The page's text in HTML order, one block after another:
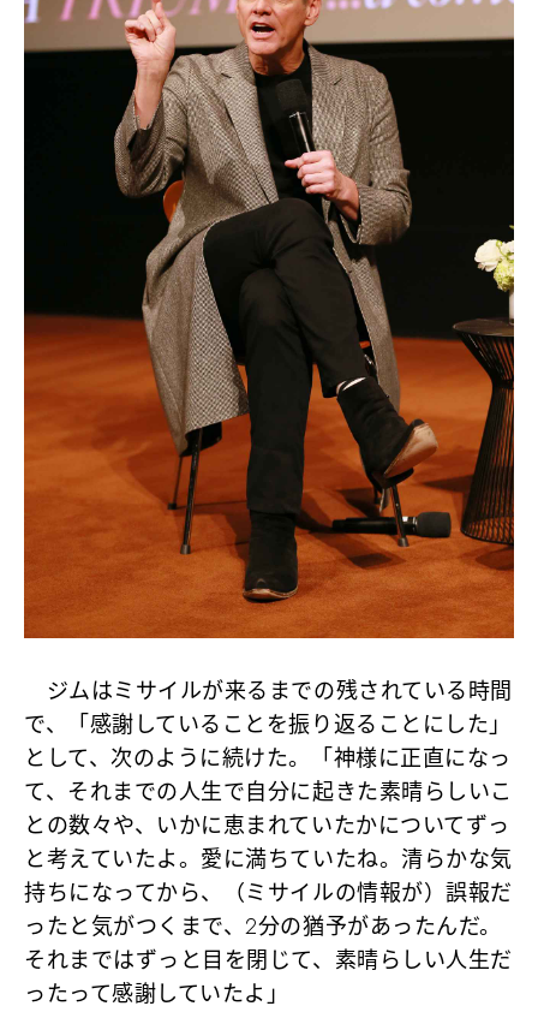
ジムはミサイルが来るまでの残されている時間
で、「感謝していることを振り返ることにした」
として、次のように続けた。「神様に正直になっ
て、それまでの人生で自分に起きた素晴らしいこ
との数々や、いかに恵まれていたかについてずっ
と考えていたよ。愛に満ちていたね。清らかな気
持ちになってから、（ミサイルの情報が）誤報だ
ったと気がつくまで、2分の猶予があったんだ。
それまではずっと目を閉じて、素晴らしい人生だ
ったって感謝していたよ」